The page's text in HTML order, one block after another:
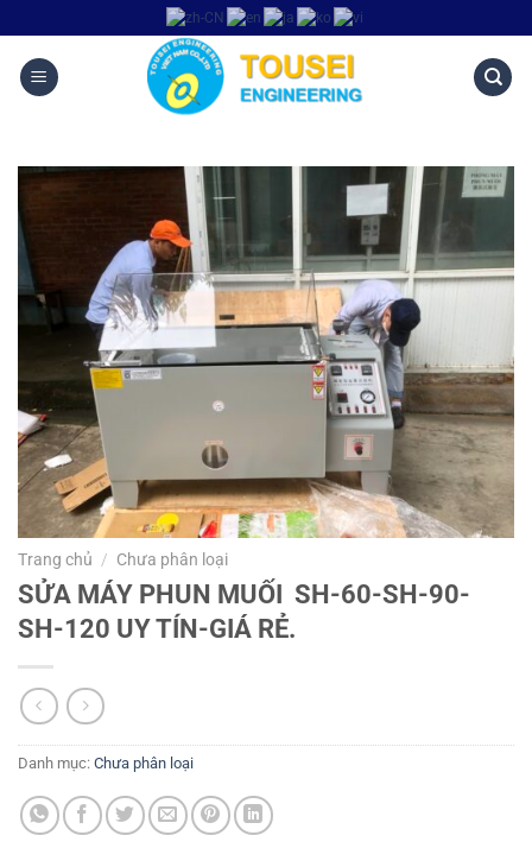
Trang chủ / Chưa phân loại
SỬA MÁY PHUN MUỐI SH-60-SH-90-
SH-120 UY TÍN-GIÁ RẺ.
Danh mục: Chưa phân loại